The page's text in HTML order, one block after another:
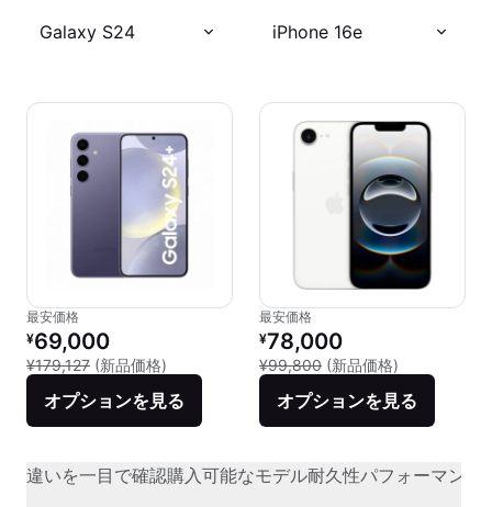
Galaxy S24 iPhone 16e
最安価格
リファービッシュ品の価格：
¥69,000
¥179,127 (新品価格) 新品との比較：¥179,127
オプションを見る
最安価格
リファービッシュ品の価格：
¥78,000
¥99,800 (新品価格)
オプションを見る
違いを一目で確認購入可能なモデル耐久性パフォーマンス